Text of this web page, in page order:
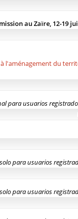
au Zaïre, 12-19
l'aménagement du
para usuarios
para usuarios
para usuarios